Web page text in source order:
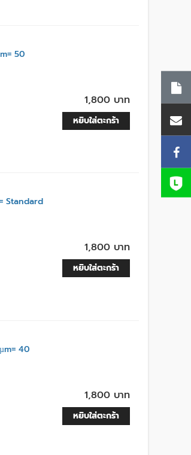
50
1,800 บาท
หยิบใส่ตะกร้า
Standard
1,800 บาท
หยิบใส่ตะกร้า
40
1,800 บาท
หยิบใส่ตะกร้า